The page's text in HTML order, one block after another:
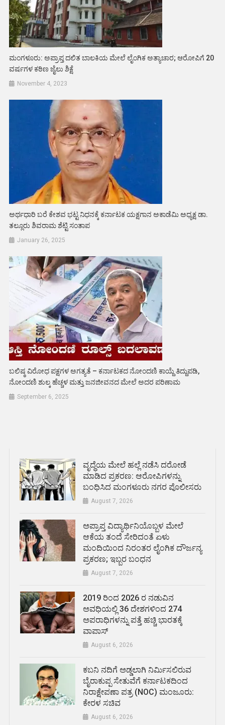
ಮಂಗಳೂರು: ಅಪ್ರಾಪ್ತ ದಲಿತ ಬಾಲಕಿಯ ಮೇಲೆ ಲೈಂಗಿಕ ಅತ್ಯಾಚಾರ; ಆರೋಪಿಗೆ 20
ವರ್ಷಗಳ ಕಠಿಣ ಜೈಲು ಶಿಕ್ಷೆ
November 4, 2023
ಅರ್ಥಧಾರಿ ಬರೆ ಕೇಶವ ಭಟ್ಟ ನಿಧನಕ್ಕೆ ಕರ್ನಾಟಕ ಯಕ್ಷಗಾನ ಅಕಾಡೆಮಿ ಅಧ್ಯಕ್ಷ ಡಾ.
ತಲ್ಲೂರು ಶಿವರಾಮ ಶೆಟ್ಟಿ ಸಂತಾಪ
January 26, 2025
ಬಲಿಷ್ಠ ವಿರೋಧ ಪಕ್ಷಗಳ ಅಗತ್ಯತೆ – ಕರ್ನಾಟಕದ ನೋಂದಣಿ ಕಾಯ್ದೆ ತಿದ್ದುಪಡಿ,
ನೋಂದಣಿ ಶುಲ್ಕ ಹೆಚ್ಚಳ ಮತ್ತು ಜನಜೀವನದ ಮೇಲೆ ಅದರ ಪರಿಣಾಮ
September 6, 2025
ವೃದ್ಧೆಯ ಮೇಲೆ ಹಲ್ಲೆ ನಡೆಸಿ ದರೋಡೆ
ಮಾಡಿದ ಪ್ರಕರಣ: ಆರೋಪಿಗಳನ್ನು
ಬಂಧಿಸಿದ ಮಂಗಳೂರು ನಗರ ಪೊಲೀಸರು
August 7, 2026
ಅಪ್ರಾಪ್ತ ವಿದ್ಯಾರ್ಥಿನಿಯೊಬ್ಬಳ ಮೇಲೆ
ಆಕೆಯ ತಂದೆ ಸೇರಿದಂತೆ ಏಳು
ಮಂದಿಯಿಂದ ನಿರಂತರ ಲೈಂಗಿಕ ದೌರ್ಜನ್ಯ
ಪ್ರಕರಣ; ಇಬ್ಬರ ಬಂಧನ
August 7, 2026
2019 ರಿಂದ 2026 ರ ನಡುವಿನ
ಅವಧಿಯಲ್ಲಿ 36 ದೇಶಗಳಿಂದ 274
ಅಪರಾಧಿಗಳನ್ನು ಪತ್ತೆ ಹಚ್ಚಿ ಭಾರತಕ್ಕೆ
ವಾಪಾಸ್
August 6, 2026
ಕಬನಿ ನದಿಗೆ ಅಡ್ಡಲಾಗಿ ನಿರ್ಮಿಸಲಿರುವ
ಬೈರಾಕುಪ್ಪ ಸೇತುವೆಗೆ ಕರ್ನಾಟಕದಿಂದ
ನಿರಾಕ್ಷೇಪಣಾ ಪತ್ರ (NOC) ಮಂಜೂರು:
ಕೇರಳ ಸಚಿವ
August 6, 2026